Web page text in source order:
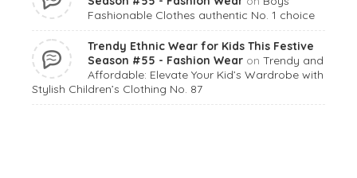
Fashionable Clothes authentic No. 1 choice
Trendy Ethnic Wear for Kids This Festive
Season #55 - Fashion Wear on Trendy and
Affordable: Elevate Your Kid’s Wardrobe with
Stylish Children’s Clothing No. 87